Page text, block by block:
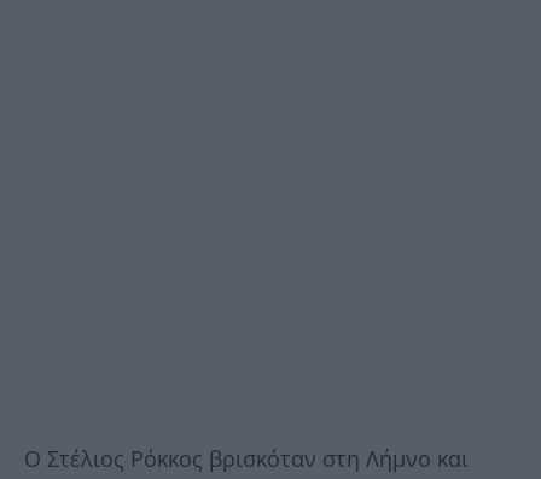
Ο Στέλιος Ρόκκος βρισκόταν στη Λήμνο και